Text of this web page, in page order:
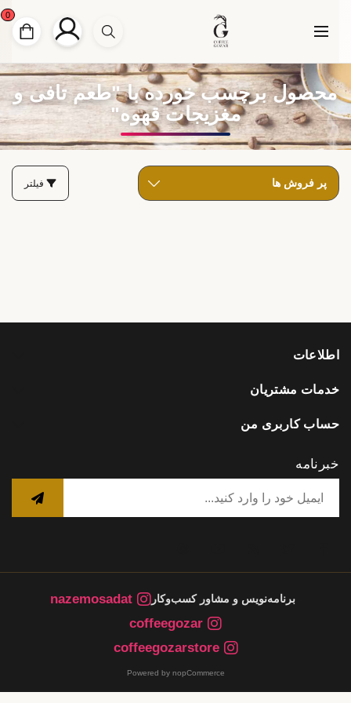
0
محصول برچسب خورده با "طعم تافی و
مغزیجات قهوه"
فیلتر
اطلاعات
خدمات مشتریان
حساب کاربری من
خبرنامه
برنامه‌نویس و مشاور کسب‌وکار
nazemosadat
coffeegozar
coffeegozarstore
Powered by nopCommerce